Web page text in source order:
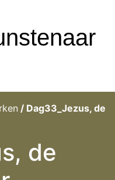
/ Dag33_Jezus, de
de